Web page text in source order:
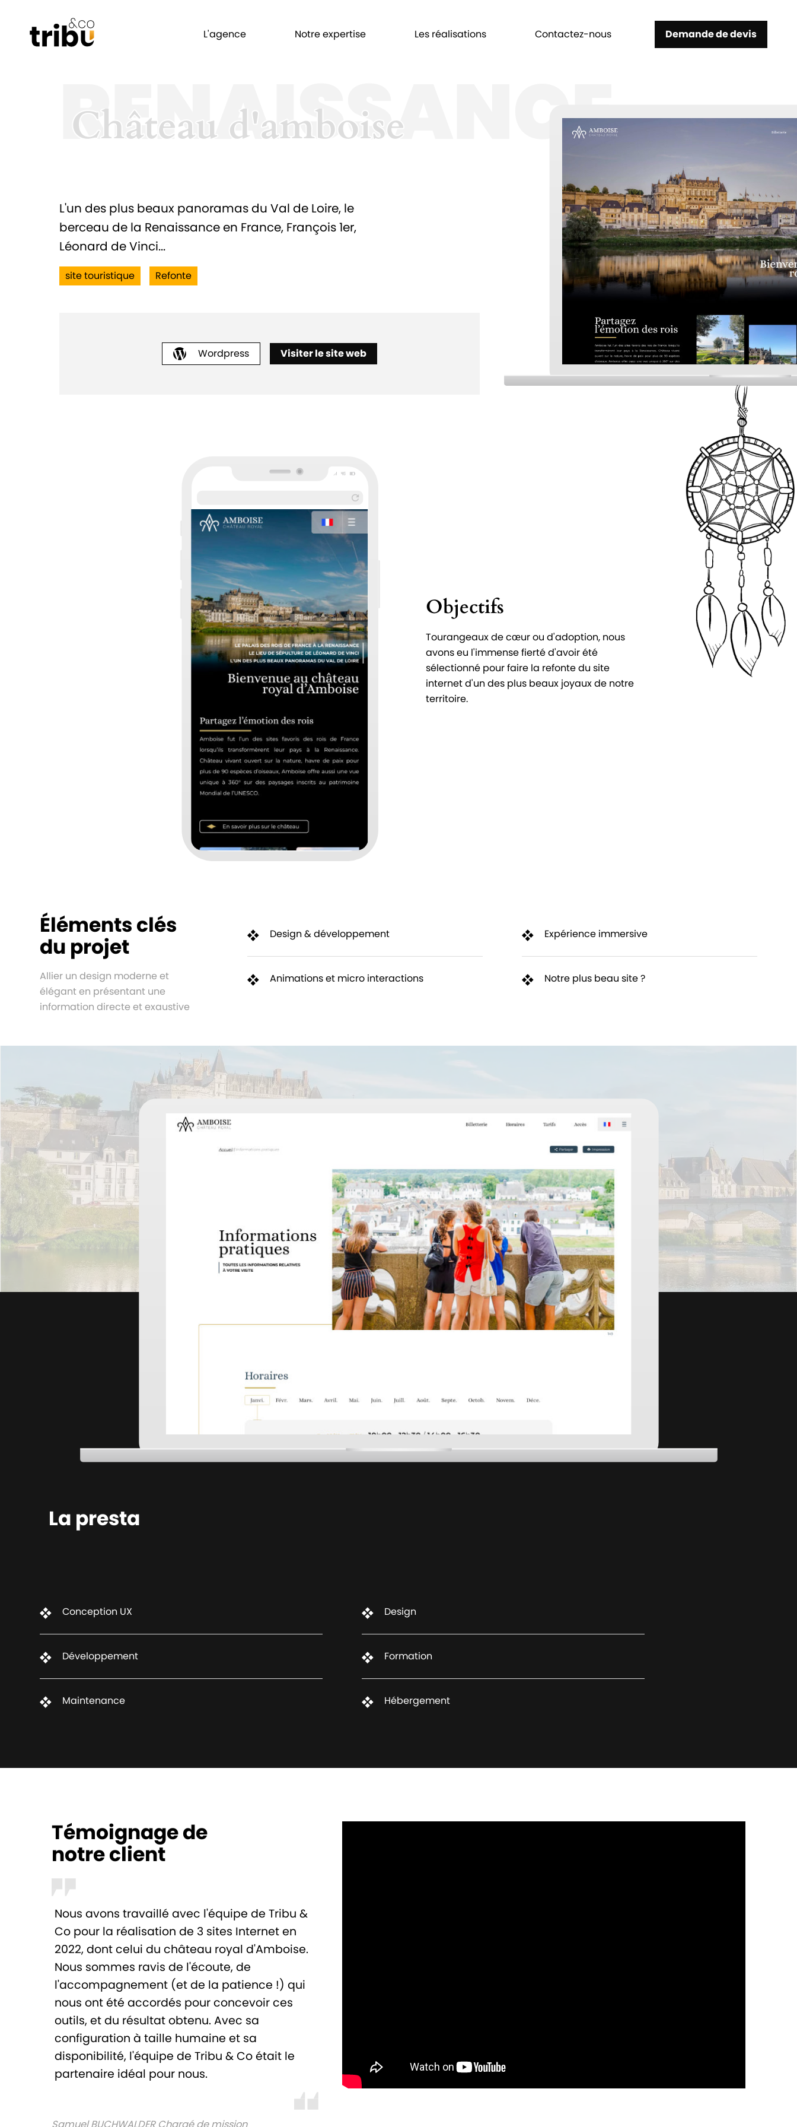
L'agence Notre expertise Les réalisations Contactez-nous Demande de devis
RENAISSANCE
Château d'amboise
Château d'amboise
L'un des plus beaux panoramas du Val de Loire, le
berceau de la Renaissance en France, François 1er,
Léonard de Vinci...
site touristique Refonte
Wordpress Visiter le site web
Objectifs
Tourangeaux de cœur ou d'adoption, nous
avons eu l'immense fierté d'avoir été
sélectionné pour faire la refonte du site
internet d'un des plus beaux joyaux de notre
territoire.
Éléments clés
du projet
Allier un design moderne et
élégant en présentant une
information directe et exaustive
Design & développement Expérience immersive
Animations et micro interactions Notre plus beau site ?
La presta
Conception UX Design
Développement Formation
Maintenance Hébergement
Témoignage de
notre client
Nous avons travaillé avec l'équipe de Tribu &
Co pour la réalisation de 3 sites Internet en
2022, dont celui du château royal d'Amboise.
Nous sommes ravis de l'écoute, de
l'accompagnement (et de la patience !) qui
nous ont été accordés pour concevoir ces
outils, et du résultat obtenu. Avec sa
configuration à taille humaine et sa
disponibilité, l'équipe de Tribu & Co était le
partenaire idéal pour nous.